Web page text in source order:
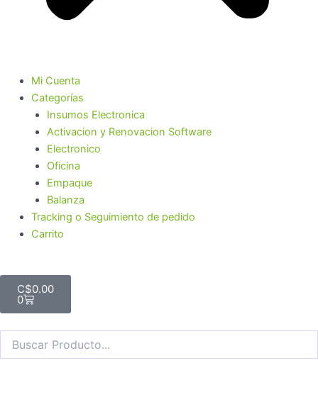
Mi Cuenta
Categorías
Insumos Electronica
Activacion y Renovacion Software
Electronico
Oficina
Empaque
Balanza
Tracking o Seguimiento de pedido
Carrito
C$0.00
0
Cart